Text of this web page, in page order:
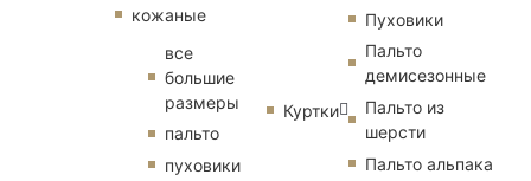
кожаные
все
большие
размеры
пальто
пуховики
Куртки
Пуховики
Пальто
демисезонные
Пальто из
шерсти
Пальто альпака